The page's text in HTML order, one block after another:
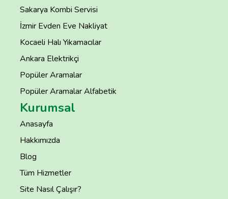
Sakarya Kombi Servisi
İzmir Evden Eve Nakliyat
Kocaeli Halı Yıkamacılar
Ankara Elektrikçi
Popüler Aramalar
Popüler Aramalar Alfabetik
Kurumsal
Anasayfa
Hakkımızda
Blog
Tüm Hizmetler
Site Nasıl Çalışır?